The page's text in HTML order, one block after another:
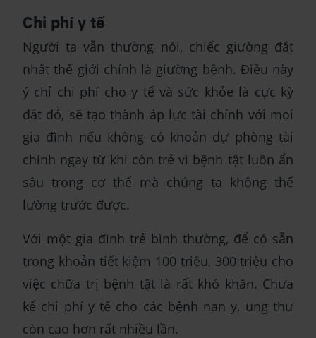
Chi phí y tế
Người ta vẫn thường nói, chiếc giường đắt
nhất thế giới chính là giường bệnh. Điều này
ý chỉ chi phí cho y tế và sức khỏe là cực kỳ
đắt đỏ, sẽ tạo thành áp lực tài chính với mọi
gia đình nếu không có khoản dự phòng tài
chính ngay từ khi còn trẻ vì bệnh tật luôn ẩn
sâu trong cơ thể mà chúng ta không thể
lường trước được.
Với một gia đình trẻ bình thường, để có sẵn
trong khoản tiết kiệm 100 triệu, 300 triệu cho
việc chữa trị bệnh tật là rất khó khăn. Chưa
kể chi phí y tế cho các bệnh nan y, ung thư
còn cao hơn rất nhiều lần.